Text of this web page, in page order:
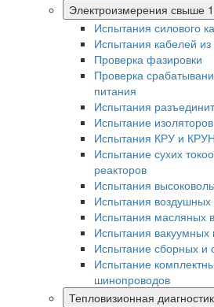
Электроизмерения свыше
Испытания силового
Испытания кабелей
Проверка фазировки
Проверка
питания
Испытания
Испытание изоляторов
Испытания КРУ и КРУН
Испытание сухих
реакторов
Испытания
Испытания
Испытания масляных
Испытания вакуумных
Испытание сборных и
Испытание
шинопроводов
Тепловизионная